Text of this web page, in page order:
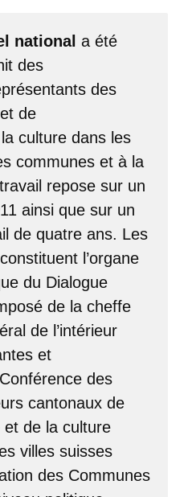
national a été
des
des
de
la culture dans les
communes et à la
repose sur un
ainsi que sur un
de quatre ans. Les
l’organe
du Dialogue
de la cheffe
de l’intérieur
et
des
cantonaux de
et de la culture
villes suisses
des Communes